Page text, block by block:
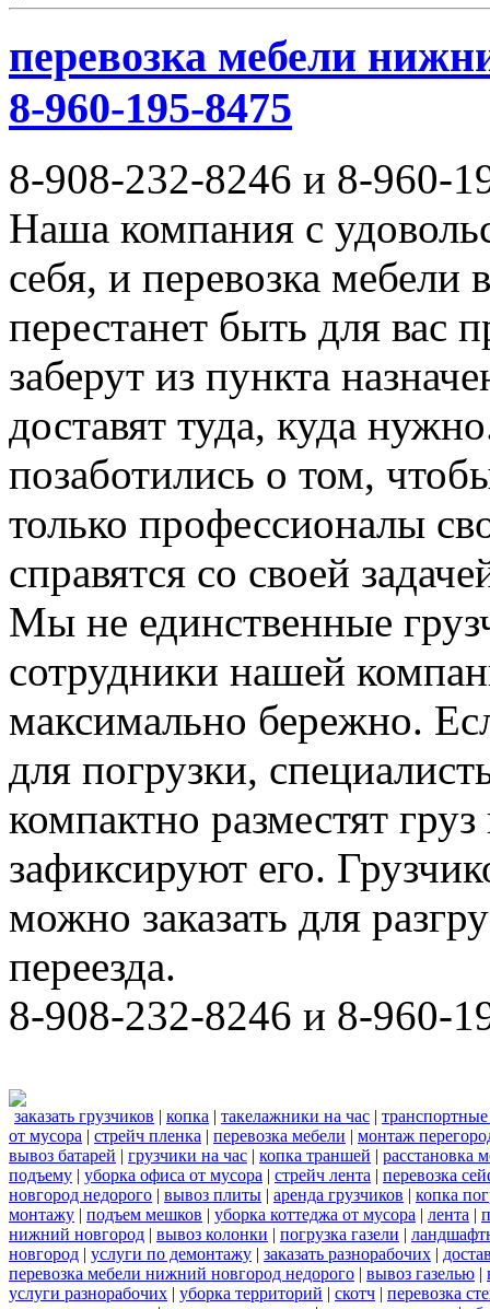
перевозка мебели
8-960-195-8475
8-908-232-8246 и 8-960-
Наша компания с
себя, и перевозка
перестанет быть для вас
заберут из пункта
доставят туда, куда
позаботились о том,
только профессионалы
справятся со своей
Мы не единственные
сотрудники нашей
максимально бережно.
для погрузки,
компактно разместят
зафиксируют его.
можно заказать для
переезда.
8-908-232-8246 и 8-960-
заказать грузчиков | копка | такелажники на час |
от мусора | стрейч пленка | перевозка мебели | монтаж
вывоз батарей | грузчики на час | копка траншей | расстановка
подъему | уборка офиса от мусора | стрейч лента | перевозка
новгород недорого | вывоз плиты | аренда грузчиков | копка
монтажу | подъем мешков | уборка коттеджа от мусора | лента |
нижний новгород | вывоз колонки | погрузка газели |
новгород | услуги по демонтажу | заказать разнорабочих |
перевозка мебели нижний новгород недорого | вывоз газелью |
услуги разнорабочих | уборка территорий | скотч | перевозка